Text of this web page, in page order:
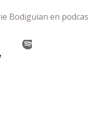
Bodiguian en